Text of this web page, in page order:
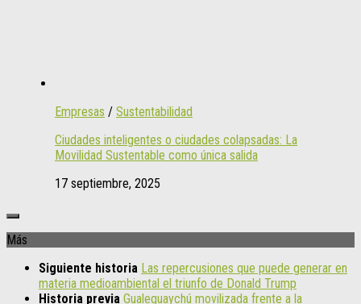
Empresas / Sustentabilidad
Ciudades inteligentes o ciudades colapsadas: La
Movilidad Sustentable como única salida
17 septiembre, 2025
Más
Siguiente historia Las repercusiones que puede generar en
materia medioambiental el triunfo de Donald Trump
Historia previa Gualeguaychú movilizada frente a la